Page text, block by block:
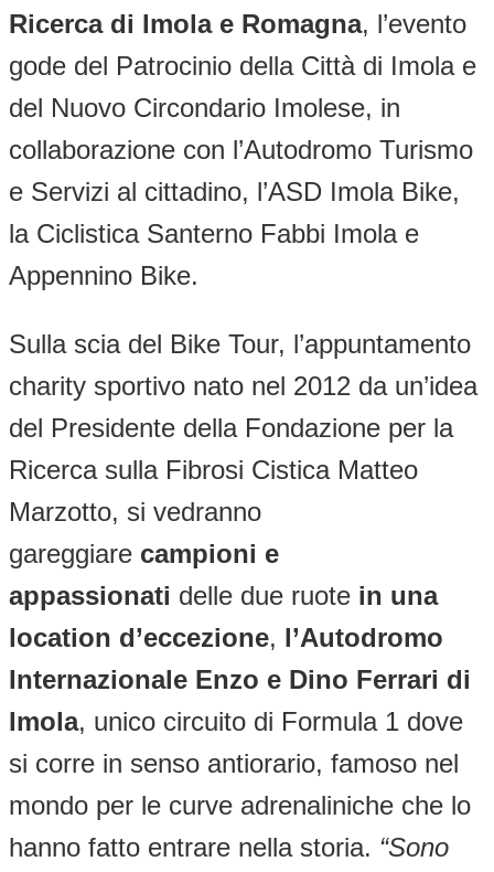
Ricerca di Imola e Romagna, l’evento
gode del Patrocinio della Città di Imola e
del Nuovo Circondario Imolese, in
collaborazione con l’Autodromo Turismo
e Servizi al cittadino, l’ASD Imola Bike,
la Ciclistica Santerno Fabbi Imola e
Appennino Bike.
Sulla scia del Bike Tour, l’appuntamento
charity sportivo nato nel 2012 da un’idea
del Presidente della Fondazione per la
Ricerca sulla Fibrosi Cistica Matteo
Marzotto, si vedranno
gareggiare campioni e
appassionati delle due ruote in una
location d’eccezione, l’Autodromo
Internazionale Enzo e Dino Ferrari di
Imola, unico circuito di Formula 1 dove
si corre in senso antiorario, famoso nel
mondo per le curve adrenaliniche che lo
hanno fatto entrare nella storia. “Sono